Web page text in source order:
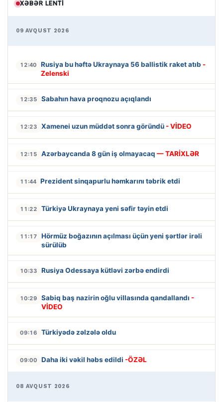
XƏBƏR LENTI
09 AVQUST 2026
12:40 Rusiya bu həftə Ukraynaya 56 ballistik raket atıb -
Zelenski
12:35 Sabahın hava proqnozu açıqlandı
12:23 Xamenei uzun müddət sonra göründü - VİDEO
12:15 Azərbaycanda 8 gün iş olmayacaq — TARİXLƏR
11:44 Prezident sinqapurlu həmkarını təbrik etdi
11:22 Türkiyə Ukraynaya yeni səfir təyin etdi
11:17
Hörmüz boğazının açılması üçün yeni şərtlər irəli
sürülüb
10:33 Rusiya Odessaya kütləvi zərbə endirdi
10:29 Sabiq baş nazirin oğlu villasında qandallandı -
VİDEO
09:16 Türkiyədə zəlzələ oldu
09:00 Daha iki vəkil həbs edildi -ÖZƏL
08 AVQUST 2026